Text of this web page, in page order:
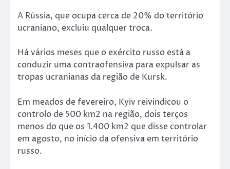
A Rússia, que ocupa cerca de 20% do território
ucraniano, excluiu qualquer troca.
Há vários meses que o exército russo está a
conduzir uma contraofensiva para expulsar as
tropas ucranianas da região de Kursk.
Em meados de fevereiro, Kyiv reivindicou o
controlo de 500 km2 na região, dois terços
menos do que os 1.400 km2 que disse controlar
em agosto, no início da ofensiva em território
russo.